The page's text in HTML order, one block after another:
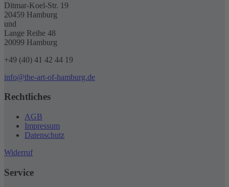
Ditmar-Koel-Str. 19
20459 Hamburg
und
Lange Reihe 48
20099 Hamburg
+49 (40) 41 42 44 19
info@the-art-of-hamburg.de
Rechtliches
AGB
Impressum
Datenschutz
Widerruf
Service